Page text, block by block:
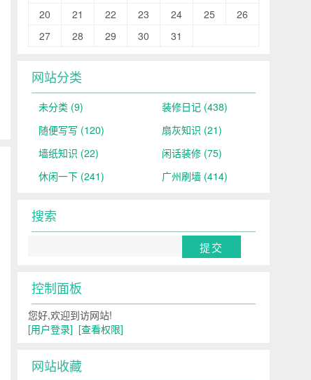
20
21 22 23 24 25
26
27
28 29 30 31
网站分类
未分类 (9) 装修日记 (438)
随便写写 (120) 扇灰知识 (21)
墙纸知识 (22) 闲话装修 (75)
休闲一下 (241) 广州刷墙 (414)
搜索
控制面板
您好,欢迎到访网站!
[用户登录] [查看权限]
网站收藏